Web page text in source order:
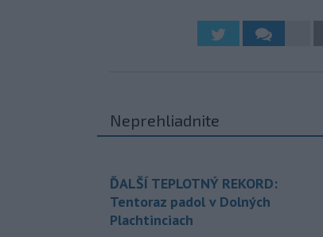
Neprehliadnite
ĎALŠÍ TEPLOTNÝ REKORD:
Tentoraz padol v Dolných
Plachtinciach